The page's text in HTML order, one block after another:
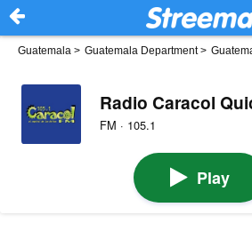
Guatemala > Guatemala Department>
Radio Caracol
FM · 105.1
Play